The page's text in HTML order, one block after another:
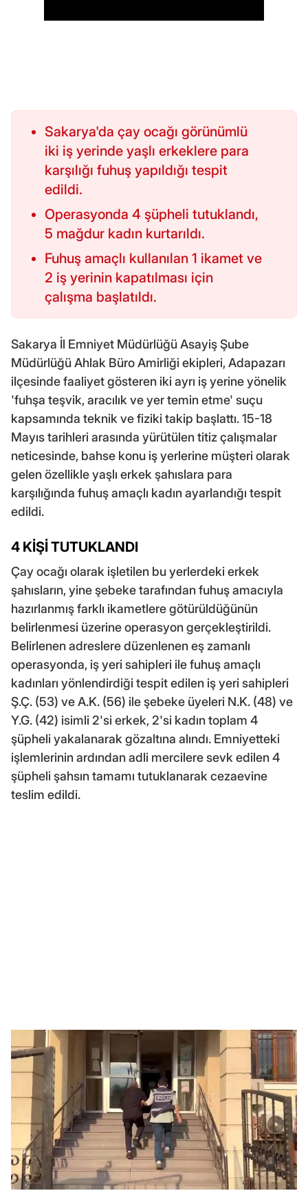
Sakarya'da çay ocağı görünümlü
iki iş yerinde yaşlı erkeklere para
karşılığı fuhuş yapıldığı tespit
edildi.
Operasyonda 4 şüpheli tutuklandı,
5 mağdur kadın kurtarıldı.
Fuhuş amaçlı kullanılan 1 ikamet ve
2 iş yerinin kapatılması için
çalışma başlatıldı.
Sakarya İl Emniyet Müdürlüğü Asayiş Şube
Müdürlüğü Ahlak Büro Amirliği ekipleri, Adapazarı
ilçesinde faaliyet gösteren iki ayrı iş yerine yönelik
'fuhşa teşvik, aracılık ve yer temin etme' suçu
kapsamında teknik ve fiziki takip başlattı. 15-18
Mayıs tarihleri arasında yürütülen titiz çalışmalar
neticesinde, bahse konu iş yerlerine müşteri olarak
gelen özellikle yaşlı erkek şahıslara para
karşılığında fuhuş amaçlı kadın ayarlandığı tespit
edildi.
4 KİŞİ TUTUKLANDI
Çay ocağı olarak işletilen bu yerlerdeki erkek
şahısların, yine şebeke tarafından fuhuş amacıyla
hazırlanmış farklı ikametlere götürüldüğünün
belirlenmesi üzerine operasyon gerçekleştirildi.
Belirlenen adreslere düzenlenen eş zamanlı
operasyonda, iş yeri sahipleri ile fuhuş amaçlı
kadınları yönlendirdiği tespit edilen iş yeri sahipleri
Ş.Ç. (53) ve A.K. (56) ile şebeke üyeleri N.K. (48) ve
Y.G. (42) isimli 2'si erkek, 2'si kadın toplam 4
şüpheli yakalanarak gözaltına alındı. Emniyetteki
işlemlerinin ardından adli mercilere sevk edilen 4
şüpheli şahsın tamamı tutuklanarak cezaevine
teslim edildi.